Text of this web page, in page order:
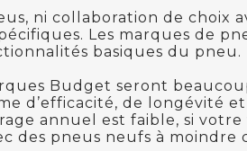
ni collaboration de choix
Les marques de
basiques du pneu.
Budget seront
d’efficacité, de longévité
annuel est faible, si
des pneus neufs à moindre